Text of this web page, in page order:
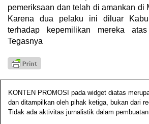
pemeriksaan dan telah di amankan di
Karena dua pelaku ini diluar
terhadap kepemilikan mereka
Tegasnya
KONTEN PROMOSI pada widget diatas
dan ditampilkan oleh pihak ketiga, bukan dari
Tidak ada aktivitas jurnalistik dalam